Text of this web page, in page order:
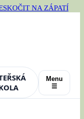
NA ZÁPATÍ
Menu
☰